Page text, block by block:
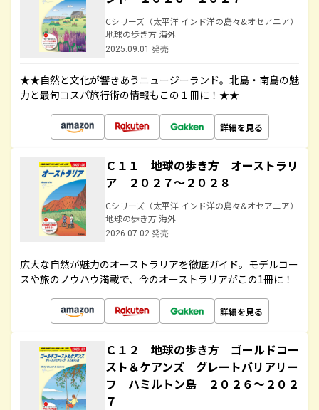
Cシリーズ（太平洋 インド洋の島々&オセアニア）
地球の歩き方 海外
2025.09.01 発売
★★自然と文化が響きあうニュージーランド。北島・南島の魅
力と最旬コスパ旅行術の情報もこの１冊に！★★
詳細を見る
Ｃ１１ 地球の歩き方 オーストラリ
ア ２０２７～２０２８
Cシリーズ（太平洋 インド洋の島々&オセアニア）
地球の歩き方 海外
2026.07.02 発売
広大な自然が魅力のオーストラリアを徹底ガイド。モデルコー
スや旅のノウハウ満載で、今のオーストラリアがこの1冊に！
詳細を見る
Ｃ１２ 地球の歩き方 ゴールドコー
スト＆ケアンズ グレートバリアリー
フ ハミルトン島 ２０２６～２０２
７